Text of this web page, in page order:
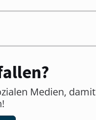
Medien, damit